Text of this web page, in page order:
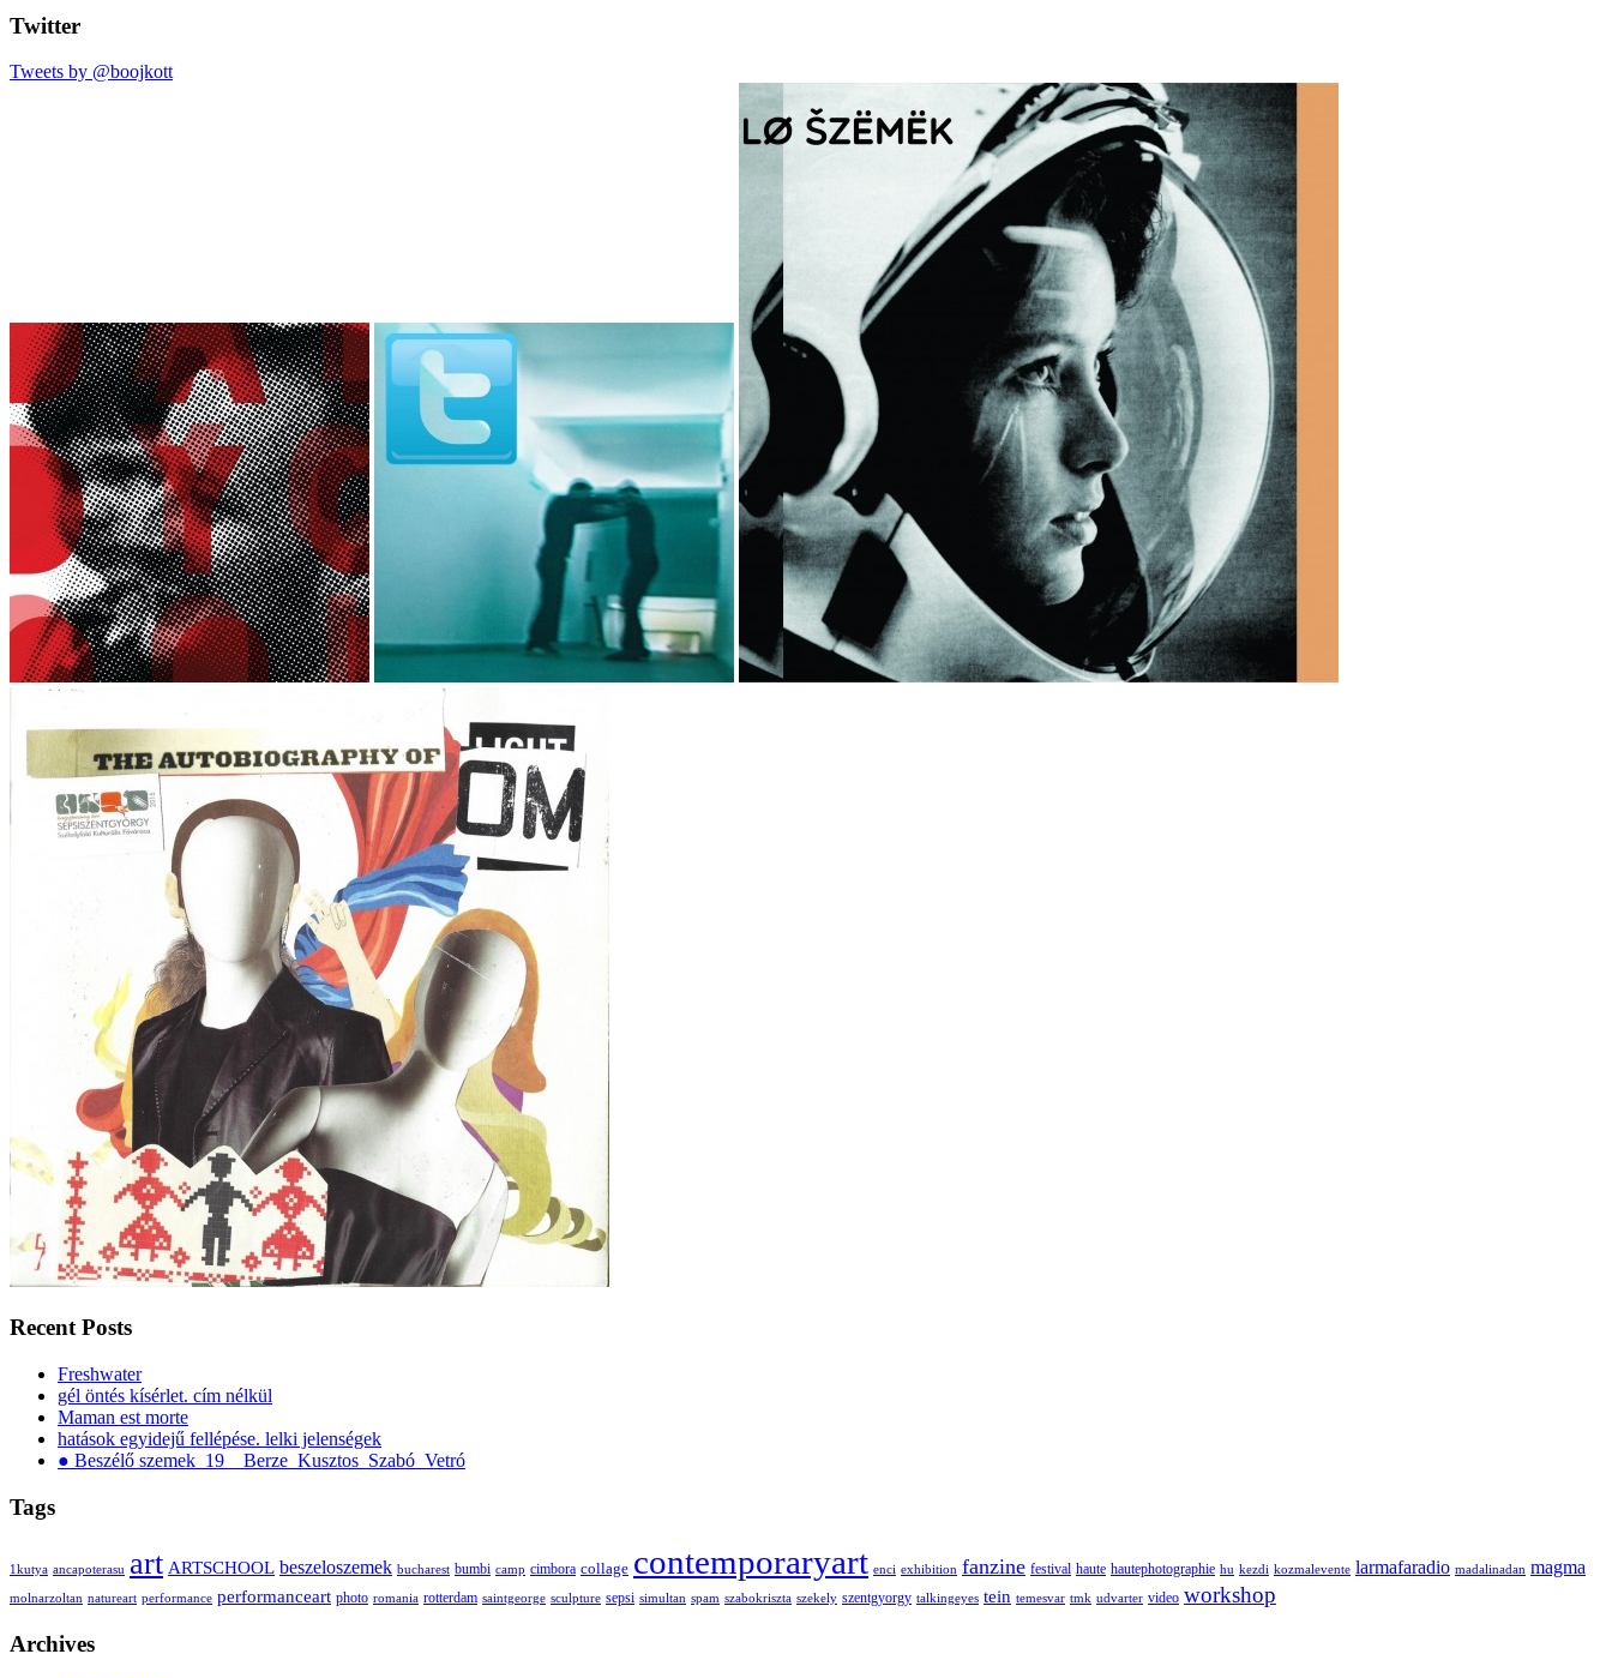
Twitter
Tweets by @boojkott
Recent Posts
Freshwater
gél öntés kísérlet. cím nélkül
Maman est morte
hatások egyidejű fellépése. lelki jelenségek
● Beszélő szemek_19__Berze_Kusztos_Szabó_Vetró
Tags
1kutya ancapoterasu art ARTSCHOOL beszeloszemek bucharest bumbi camp cimbora collage contemporaryart enci exhibition fanzine festival haute hautephotographie hu kezdi kozmalevente larmafaradio madalinadan magma
molnarzoltan natureart performance performanceart photo romania rotterdam saintgeorge sculpture sepsi simultan spam szabokriszta szekely szentgyorgy talkingeyes tein temesvar tmk udvarter video workshop
Archives